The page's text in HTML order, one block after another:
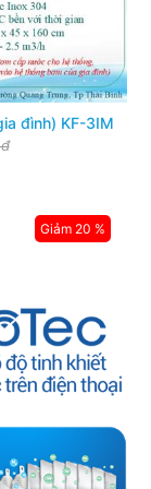
đình) KF-3IM
Giảm 20 %